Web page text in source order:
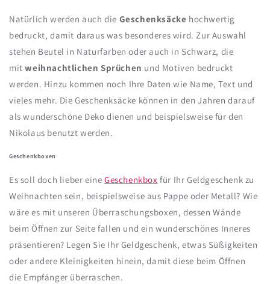
Natürlich werden auch die Geschenksäcke hochwertig
bedruckt, damit daraus was besonderes wird. Zur Auswahl
stehen Beutel in Naturfarben oder auch in Schwarz, die
mit weihnachtlichen Sprüchen und Motiven bedruckt
werden. Hinzu kommen noch Ihre Daten wie Name, Text und
vieles mehr. Die Geschenksäcke können in den Jahren darauf
als wunderschöne Deko dienen und beispielsweise für den
Nikolaus benutzt werden.
Geschenkboxen
Es soll doch lieber eine Geschenkbox für Ihr Geldgeschenk zu
Weihnachten sein, beispielsweise aus Pappe oder Metall? Wie
wäre es mit unseren Überraschungsboxen, dessen Wände
beim Öffnen zur Seite fallen und ein wunderschönes Inneres
präsentieren? Legen Sie Ihr Geldgeschenk, etwas Süßigkeiten
oder andere Kleinigkeiten hinein, damit diese beim Öffnen
die Empfänger überraschen.